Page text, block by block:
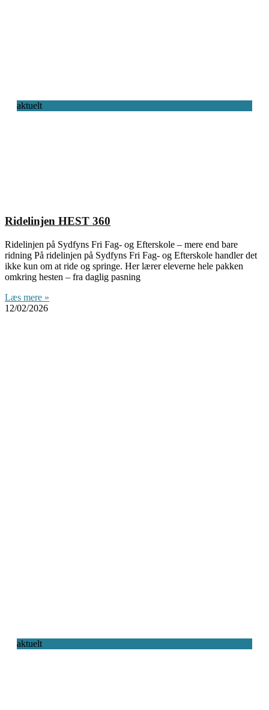
aktuelt
Ridelinjen HEST 360
Ridelinjen på Sydfyns Fri Fag- og Efterskole – mere end bare
ridning På ridelinjen på Sydfyns Fri Fag- og Efterskole handler det
ikke kun om at ride og springe. Her lærer eleverne hele pakken
omkring hesten – fra daglig pasning
Læs mere »
12/02/2026
aktuelt